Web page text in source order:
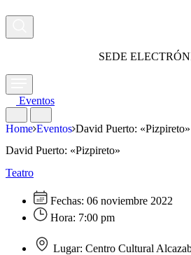
SEDE
Eventos
Home Eventos David Puerto: «Pizpireto»
David Puerto: «Pizpireto»
Teatro
Fechas: 06 noviembre 2022
Hora: 7:00 pm
Lugar: Centro Cultural